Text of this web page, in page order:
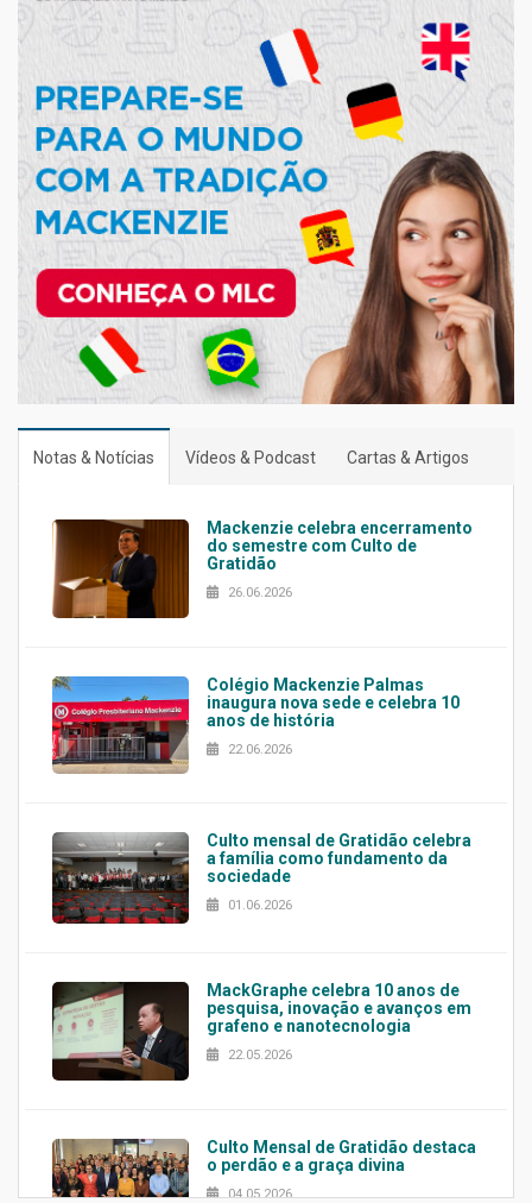
Notas & Notícias Vídeos & Podcast Cartas & Artigos
Mackenzie celebra encerramento
do semestre com Culto de
Gratidão
26.06.2026
Colégio Mackenzie Palmas
inaugura nova sede e celebra 10
anos de história
22.06.2026
Culto mensal de Gratidão celebra
a família como fundamento da
sociedade
01.06.2026
MackGraphe celebra 10 anos de
pesquisa, inovação e avanços em
grafeno e nanotecnologia
22.05.2026
Culto Mensal de Gratidão destaca
o perdão e a graça divina
04.05.2026